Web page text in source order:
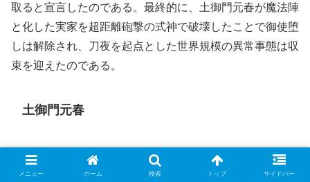
取ると宣言したのである。最終的に、土御門元春が魔法陣
と化した実家を超距離砲撃の式神で破壊したことで御使堕
しは解除され、刀夜を起点とした世界規模の異常事態は収
束を迎えたのである。
土御門元春
『とある魔術の禁書目録 4』における土御門元春につい
て、多重スパイとしての正体と能力、御使堕し（エンゼル
メニュー ホーム 検索 トップ サイドバー